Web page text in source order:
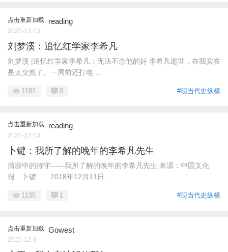
点击重新加载 reading
2025-12-13
刘梦溪：追忆红学家李希凡
刘梦溪 |追忆红学家李希凡：无法不念他的好 李希凡逝世，在我实在
是太突然了。一周前还打电 ...
#现当代史纵横
1181 0
点击重新加载 reading
2025-12-13
卜键：我所了解的晚年的李希凡先生
清寂中的持守——我所了解的晚年的李希凡先生 来源：中国文化
报 卜键 2018年12月11日 ...
#现当代史纵横
1135 1
点击重新加载 Gowest
2025-12-8